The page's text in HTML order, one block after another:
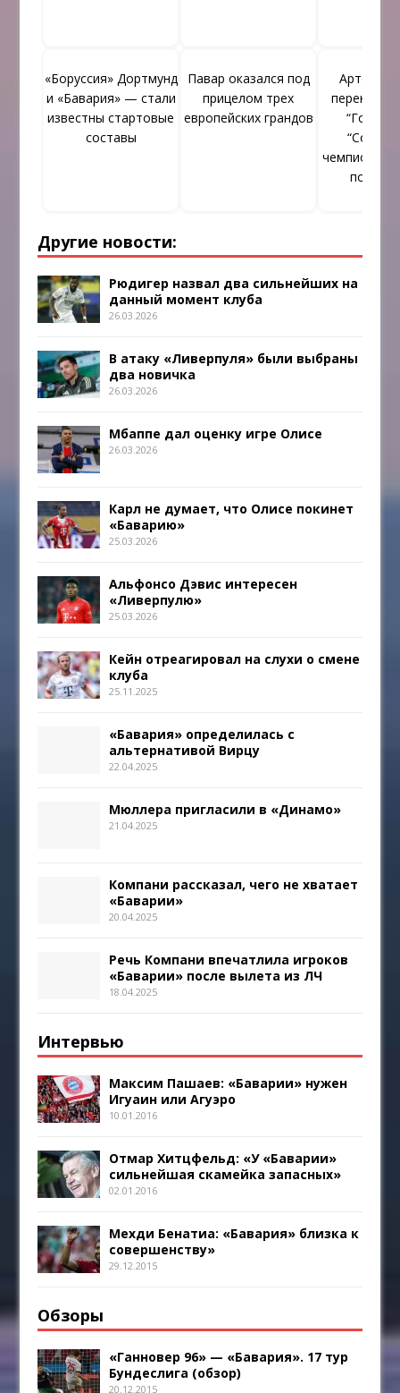
«Боруссия» Дортмунд
и «Бавария» — стали
известны стартовые
составы
Павар оказался под
прицелом трех
европейских грандов
Артем
чемпионат
по
Другие новости:
Рюдигер назвал два сильнейших на
данный момент клуба
26.03.2026
В атаку «Ливерпуля» были выбраны
два новичка
26.03.2026
Мбаппе дал оценку игре Олисе
26.03.2026
Карл не думает, что Олисе покинет
«Баварию»
25.03.2026
Альфонсо Дэвис интересен
«Ливерпулю»
25.03.2026
Кейн отреагировал на слухи о смене
клуба
25.11.2025
«Бавария» определилась с
альтернативой Вирцу
22.04.2025
Мюллера пригласили в «Динамо»
21.04.2025
Компани рассказал, чего не хватает
«Баварии»
20.04.2025
Речь Компани впечатлила игроков
«Баварии» после вылета из ЛЧ
18.04.2025
Интервью
Максим Пашаев: «Баварии» нужен
Игуаин или Агуэро
10.01.2016
Отмар Хитцфельд: «У «Баварии»
сильнейшая скамейка запасных»
02.01.2016
Мехди Бенатиа: «Бавария» близка к
совершенству»
29.12.2015
Обзоры
«Ганновер 96» — «Бавария». 17 тур
Бундеслига (обзор)
20.12.2015